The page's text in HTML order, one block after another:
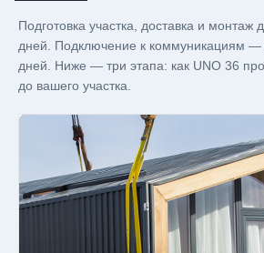
Подготовка участка, доставка и
дней. Подключение к коммуникациям —
дней. Ниже — три этапа: как UNO 36
до вашего участка.